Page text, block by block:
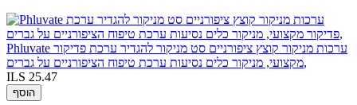
Phluvate ערכות מניקור קוצץ ציפורניים סט מניקור להגדיר ערכת פדיקור
מקצועי, מניקור כלים נסיעות ערכת טיפוח הציפורניים על גברים,
ILS 25.47
הוסף